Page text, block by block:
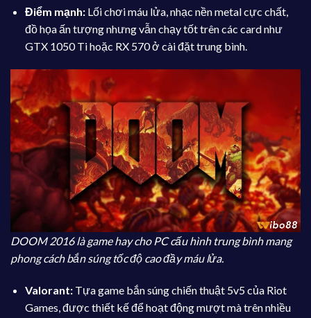
Điểm mạnh:Lối chơi máu lửa, nhạc nền metal cực chất,
đồ họa ấn tượng nhưng vẫn chạy tốt trên các card như
GTX 1050 Ti hoặc RX 570 ở cài đặt trung bình.
DOOM 2016 là game hay cho PC cấu hình trung bình mang
phong cách bắn súng tốc độ cao đầy máu lửa.
Valorant:Tựa game bắn súng chiến thuật 5v5 của Riot
Games, được thiết kế để hoạt động mượt mà trên nhiều